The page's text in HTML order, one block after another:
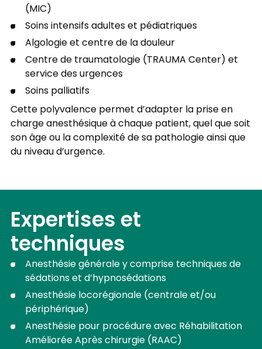
(MIC)
Soins intensifs adultes et pédiatriques
Algologie et centre de la douleur
Centre de traumatologie (TRAUMA Center) et
service des urgences
Soins palliatifs
Cette polyvalence permet d’adapter la prise en
charge anesthésique à chaque patient, quel que soit
son âge ou la complexité de sa pathologie ainsi que
du niveau d’urgence.
Expertises et
techniques
Anesthésie générale y comprise techniques de
sédations et d’hypnosédations
Anesthésie locorégionale (centrale et/ou
périphérique)
Anesthésie pour procédure avec Réhabilitation
Améliorée Après chirurgie (RAAC)